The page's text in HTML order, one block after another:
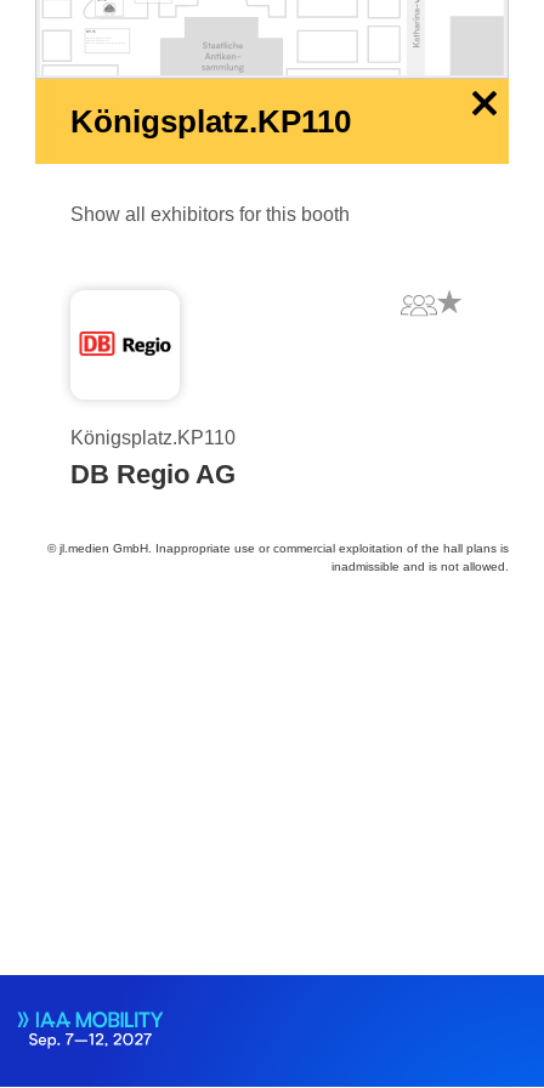
KP155
Königsplatz.KP110
Show all exhibitors for this booth
Königsplatz.KP110
DB Regio AG
© jl.medien GmbH. Inappropriate use or commercial exploitation of the hall plans is
inadmissible and is not allowed.